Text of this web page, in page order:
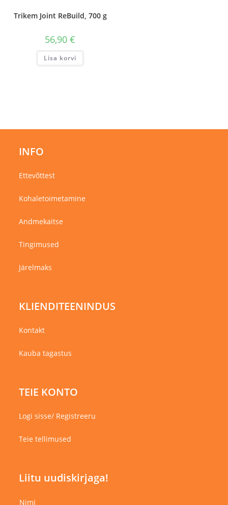
Trikem Joint ReBuild, 700 g
56,90€
Lisa korvi
INFO
Ettevõttest
Kohaletoimetamine
Andmekaitse
Tingimused
Järelmaks
KLIENDITEENINDUS
Kontakt
Kauba tagastus
TEIE KONTO
Logi sisse/ Registreeru
Teie tellimused
Liitu uudiskirjaga!
Nimi